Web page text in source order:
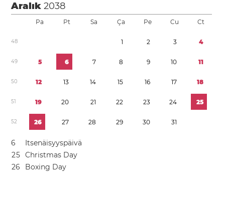
Aralık2038
Pa Pt Sa Ça Pe Cu Ct
48 1 2 3 4
49 5 6 7 8 9 10 11
50 12 13 14 15 16 17 18
51 19 20 21 22 23 24 25
52 26 27 28 29 30 31
6
Itsenäisyyspäivä
25 Christmas Day
26 Boxing Day